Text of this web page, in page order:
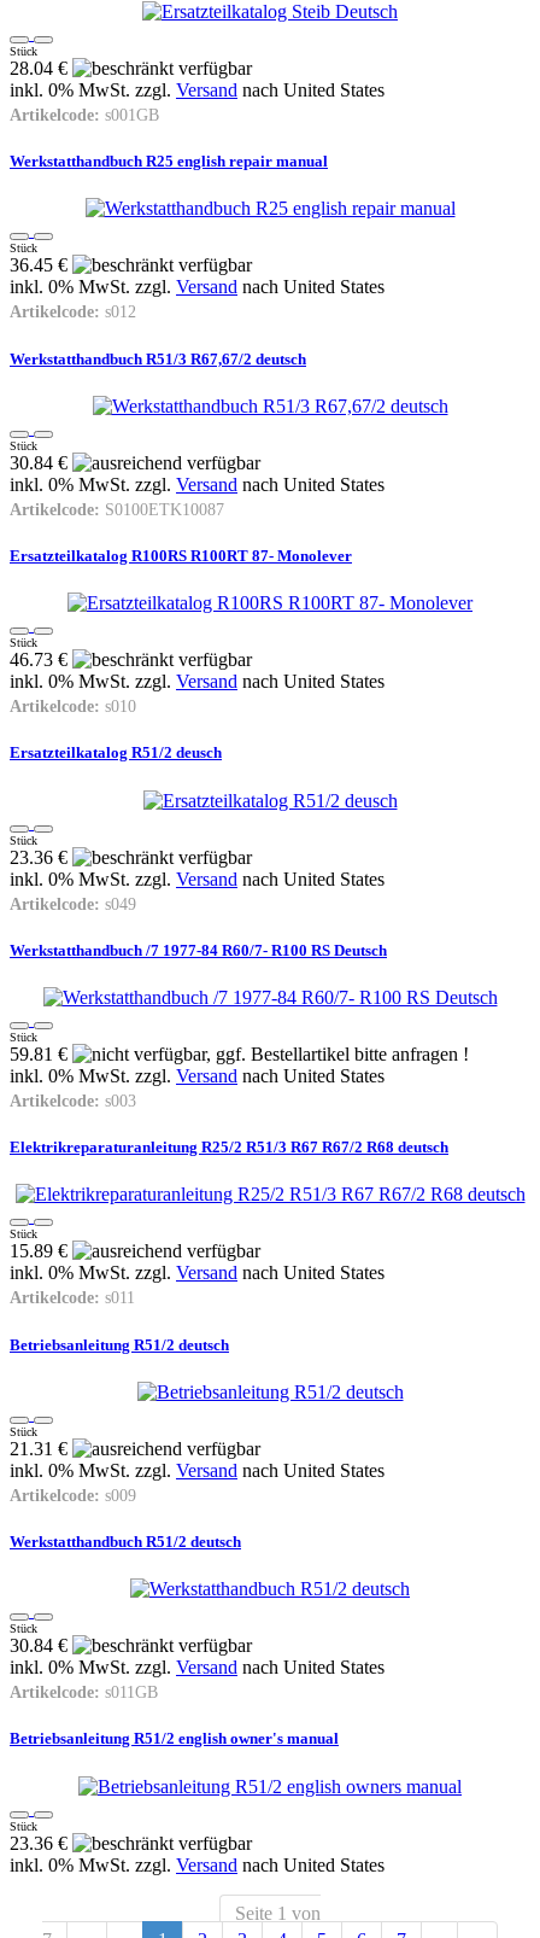
Stück
28.04 €
inkl. 0% MwSt. zzgl. Versand nach United States
Artikelcode: s001GB
Werkstatthandbuch R25 english repair manual
Stück
36.45 €
inkl. 0% MwSt. zzgl. Versand nach United States
Artikelcode: s012
Werkstatthandbuch R51/3 R67,67/2 deutsch
Stück
30.84 €
inkl. 0% MwSt. zzgl. Versand nach United States
Artikelcode: S0100ETK10087
Ersatzteilkatalog R100RS R100RT 87- Monolever
Stück
46.73 €
inkl. 0% MwSt. zzgl. Versand nach United States
Artikelcode: s010
Ersatzteilkatalog R51/2 deusch
Stück
23.36 €
inkl. 0% MwSt. zzgl. Versand nach United States
Artikelcode: s049
Werkstatthandbuch /7 1977-84 R60/7- R100 RS Deutsch
Stück
59.81 €
inkl. 0% MwSt. zzgl. Versand nach United States
Artikelcode: s003
Elektrikreparaturanleitung R25/2 R51/3 R67 R67/2 R68 deutsch
Stück
15.89 €
inkl. 0% MwSt. zzgl. Versand nach United States
Artikelcode: s011
Betriebsanleitung R51/2 deutsch
Stück
21.31 €
inkl. 0% MwSt. zzgl. Versand nach United States
Artikelcode: s009
Werkstatthandbuch R51/2 deutsch
Stück
30.84 €
inkl. 0% MwSt. zzgl. Versand nach United States
Artikelcode: s011GB
Betriebsanleitung R51/2 english owner's manual
Stück
23.36 €
inkl. 0% MwSt. zzgl. Versand nach United States
Seite 1 von